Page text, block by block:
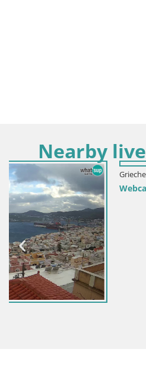
Nearby
Griechenland / Südliche Ägäis /
Webcam Hermoupolis –